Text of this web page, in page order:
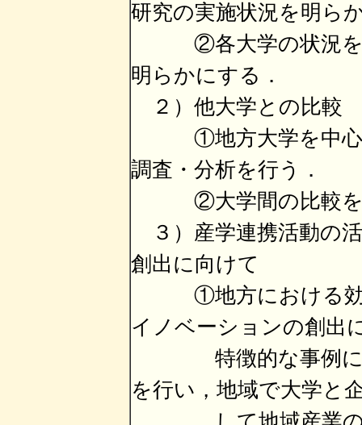
研究の実施状況を明ら
②各大学の状況を比
明らかにする．
２）他大学との比較
①地方大学を中心に
調査・分析を行う．
②大学間の比較を行
３）産学連携活動の
創出に向けて
①地方における効果
イノベーションの創出
特徴的な事例につ
を行い，地域で大学と